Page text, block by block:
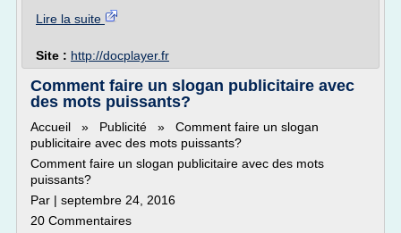
Lire la suite
Site : http://docplayer.fr
Comment faire un slogan publicitaire avec
des mots puissants?
Accueil » Publicité » Comment faire un slogan
publicitaire avec des mots puissants?
Comment faire un slogan publicitaire avec des mots
puissants?
Par | septembre 24, 2016
20 Commentaires